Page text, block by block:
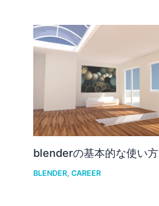
blenderの基本的な使い方
BLENDER,CAREER